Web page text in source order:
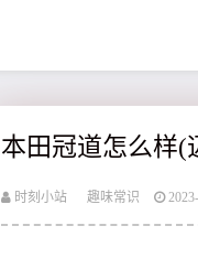
本田冠道怎么样(
时刻小站 趣味常识